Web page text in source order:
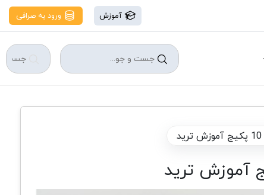
آموزش ورود به صرافی